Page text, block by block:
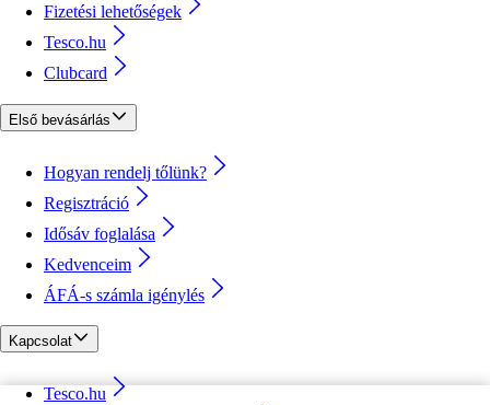
Fizetési lehetőségek
Tesco.hu
Clubcard
Első bevásárlás
Hogyan rendelj tőlünk?
Regisztráció
Idősáv foglalása
Kedvenceim
ÁFÁ-s számla igénylés
Kapcsolat
Tesco.hu